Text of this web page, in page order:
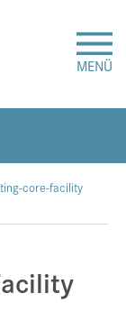
MENÜ
core-facility